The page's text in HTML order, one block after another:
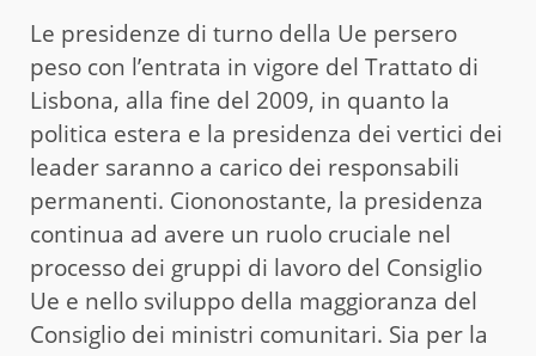
Le presidenze di turno della Ue persero
peso con l’entrata in vigore del Trattato di
Lisbona, alla fine del 2009, in quanto la
politica estera e la presidenza dei vertici dei
leader saranno a carico dei responsabili
permanenti. Ciononostante, la presidenza
continua ad avere un ruolo cruciale nel
processo dei gruppi di lavoro del Consiglio
Ue e nello sviluppo della maggioranza del
Consiglio dei ministri comunitari. Sia per la